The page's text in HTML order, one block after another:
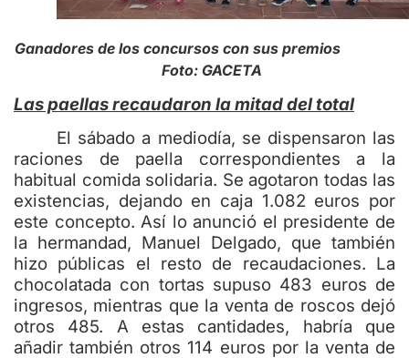
Ganadores de los concursos con sus premios
Foto: GACETA
Las paellas recaudaron la mitad del total
El sábado a mediodía, se dispensaron las
raciones de paella correspondientes a la
habitual comida solidaria. Se agotaron todas las
existencias, dejando en caja 1.082 euros por
este concepto. Así lo anunció el presidente de
la hermandad, Manuel Delgado, que también
hizo públicas el resto de recaudaciones. La
chocolatada con tortas supuso 483 euros de
ingresos, mientras que la venta de roscos dejó
otros 485. A estas cantidades, habría que
añadir también otros 114 euros por la venta de